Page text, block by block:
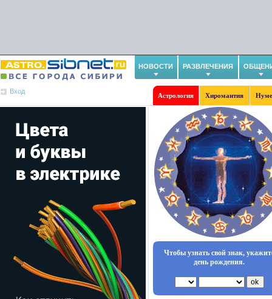
НОВОСТИ РАЗВЛЕЧЕНИЯ
Вход
Астрология Хиромантия
Чтобы узнать свой знак,
день рождения.